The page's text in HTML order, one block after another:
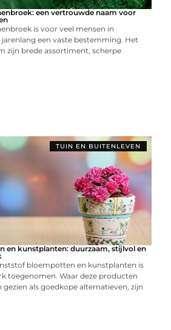
een vertrouwde naam voor
is voor veel mensen in
jarenlang een vaste bestemming. Het
zijn brede assortiment, scherpe
TUIN EN BUITENLEVEN
en kunstplanten: duurzaam, stijlvol en
bloempotten en kunstplanten is
toegenomen. Waar deze producten
als goedkope alternatieven, zijn